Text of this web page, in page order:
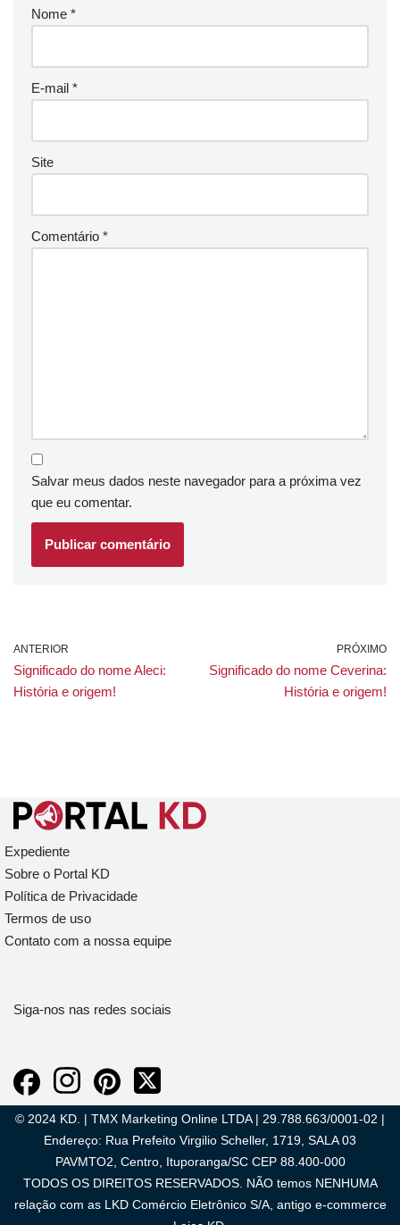
Nome *
E-mail *
Site
Comentário *
Salvar meus dados neste navegador para a próxima vez
que eu comentar.
ANTERIOR
Significado do nome Aleci:
História e origem!
PRÓXIMO
Significado do nome Ceverina:
História e origem!
Expediente
Sobre o Portal KD
Política de Privacidade
Termos de uso
Contato com a nossa equipe
Siga-nos nas redes sociais
© 2024 KD. | TMX Marketing Online LTDA | 29.788.663/0001-02 |
Endereço: Rua Prefeito Virgilio Scheller, 1719, SALA 03
PAVMTO2, Centro, Ituporanga/SC CEP 88.400-000
TODOS OS DIREITOS RESERVADOS. NÃO temos NENHUMA
relação com as LKD Comércio Eletrônico S/A, antigo e-commerce